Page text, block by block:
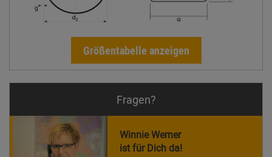
Größentabelle anzeigen
Fragen?
Winnie Werner
ist für Dich da!